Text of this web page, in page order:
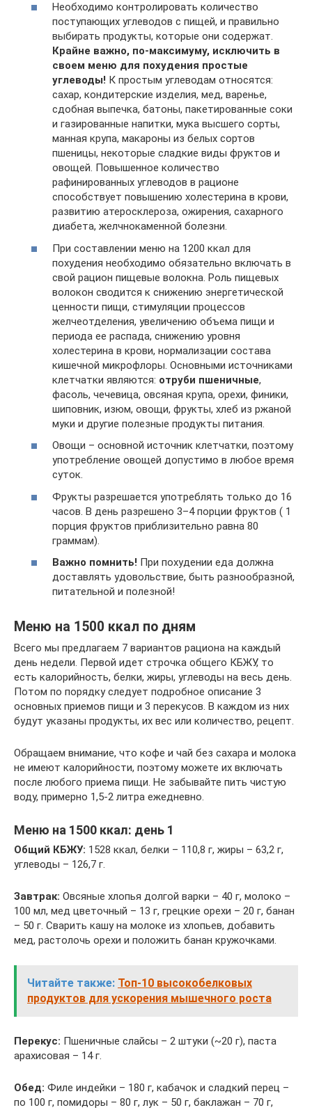
Необходимо контролировать количество
поступающих углеводов с пищей, и правильно
выбирать продукты, которые они содержат.
Крайне важно, по-максимуму, исключить в
своем меню для похудения простые
углеводы! К простым углеводам относятся:
сахар, кондитерские изделия, мед, варенье,
сдобная выпечка, батоны, пакетированные соки
и газированные напитки, мука высшего сорты,
манная крупа, макароны из белых сортов
пшеницы, некоторые сладкие виды фруктов и
овощей. Повышенное количество
рафинированных углеводов в рационе
способствует повышению холестерина в крови,
развитию атеросклероза, ожирения, сахарного
диабета, желчнокаменной болезни.
При составлении меню на 1200 ккал для
похудения необходимо обязательно включать в
свой рацион пищевые волокна. Роль пищевых
волокон сводится к снижению энергетической
ценности пищи, стимуляции процессов
желчеотделения, увеличению объема пищи и
периода ее распада, снижению уровня
холестерина в крови, нормализации состава
кишечной микрофлоры. Основными источниками
клетчатки являются: отруби пшеничные,
фасоль, чечевица, овсяная крупа, орехи, финики,
шиповник, изюм, овощи, фрукты, хлеб из ржаной
муки и другие полезные продукты питания.
Овощи – основной источник клетчатки, поэтому
употребление овощей допустимо в любое время
суток.
Фрукты разрешается употреблять только до 16
часов. В день разрешено 3–4 порции фруктов ( 1
порция фруктов приблизительно равна 80
граммам).
Важно помнить! При похудении еда должна
доставлять удовольствие, быть разнообразной,
питательной и полезной!
Меню на 1500 ккал по дням
Всего мы предлагаем 7 вариантов рациона на каждый
день недели. Первой идет строчка общего КБЖУ, то
есть калорийность, белки, жиры, углеводы на весь день.
Потом по порядку следует подробное описание 3
основных приемов пищи и 3 перекусов. В каждом из них
будут указаны продукты, их вес или количество, рецепт.
Обращаем внимание, что кофе и чай без сахара и молока
не имеют калорийности, поэтому можете их включать
после любого приема пищи. Не забывайте пить чистую
воду, примерно 1,5-2 литра ежедневно.
Меню на 1500 ккал: день 1
Общий КБЖУ: 1528 ккал, белки – 110,8 г, жиры – 63,2 г,
углеводы – 126,7 г.
Завтрак: Овсяные хлопья долгой варки – 40 г, молоко –
100 мл, мед цветочный – 13 г, грецкие орехи – 20 г, банан
– 50 г. Сварить кашу на молоке из хлопьев, добавить
мед, растолочь орехи и положить банан кружочками.
Читайте также: Топ-10 высокобелковых
продуктов для ускорения мышечного роста
Перекус: Пшеничные слайсы – 2 штуки (~20 г), паста
арахисовая – 14 г.
Обед: Филе индейки – 180 г, кабачок и сладкий перец –
по 100 г, помидоры – 80 г, лук – 50 г, баклажан – 70 г,